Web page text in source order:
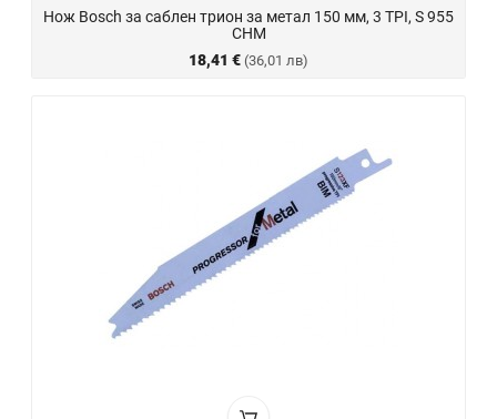
Нож Bosch за саблен трион за метал 150 мм, 3 TPI, S 955
CHM
18,41 € (36,01 лв)